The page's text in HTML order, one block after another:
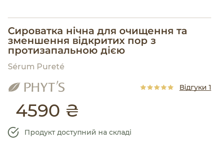
Сироватка нічна для очищення та
зменшення відкритих пор з
протизапальною дією
Sérum Pureté
Відгуки 1
4590 ₴
Продукт доступний на складі